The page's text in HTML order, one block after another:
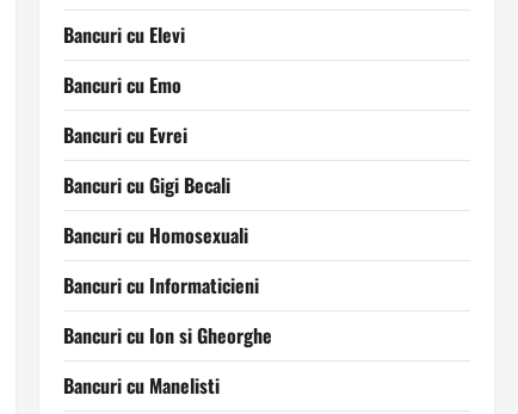
Bancuri cu Elevi
Bancuri cu Emo
Bancuri cu Evrei
Bancuri cu Gigi Becali
Bancuri cu Homosexuali
Bancuri cu Informaticieni
Bancuri cu Ion si Gheorghe
Bancuri cu Manelisti